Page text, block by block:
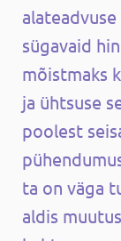
sügavaid
mõistmaks
ja ühtsuse
poolest
ta on väga
aldis